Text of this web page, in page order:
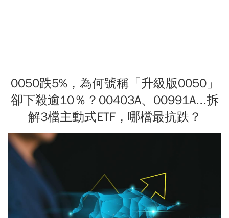
0050跌5%，為何號稱「升級版0050」
卻下殺逾10％？00403A、00991A...拆
解3檔主動式ETF，哪檔最抗跌？